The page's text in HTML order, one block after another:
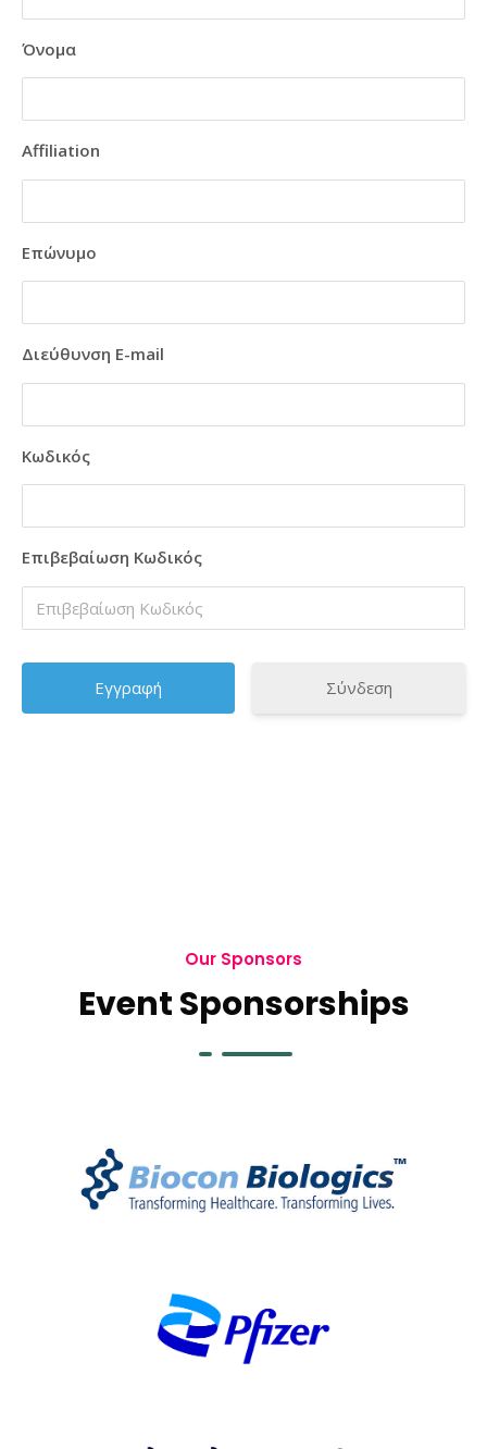
Όνομα
Affiliation
Επώνυμο
Διεύθυνση E-mail
Κωδικός
Επιβεβαίωση Κωδικός
Σύνδεση
Our Sponsors
Event Sponsorships